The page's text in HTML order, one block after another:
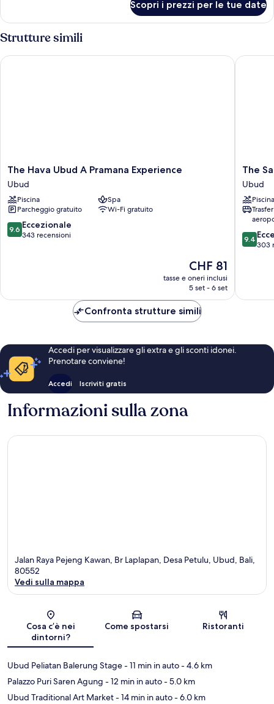
privata
Presidenziale,
camere
letto,
Scopri i prezzi per le tue date
Strutture simili
The
Hava
Ubud
A
Pramana
Experience
Ubud
The Hava Ubud A Pramana Experience
Ubud
Piscina
Spa
Parcheggio gratuito
Wi-Fi gratuito
9.6
su
9.6 Eccezionale
343 recensioni
Il
prezzo
attuale
CHF 81
CHF 81
tasse e oneri inclusi
5 set - 6 set
The Hava Ubud A Pramana Experience
The
Sankara
Suites
&
Villas
Ubud
The
Ubud
Piscina
9.4
su
9.4
303
The
Confronta strutture simili
Accedi per visualizzare gli extra e gli sconti idonei.
Prenotare conviene!
Accedi Iscriviti gratis
Informazioni sulla zona
Jalan Raya Pejeng Kawan, Br Laplapan, Desa Petulu, Ubud, Bali,
80552
Vedi sulla mappa
Cosa c’è nei
dintorni?
Come spostarsi Ristoranti
Ubud Peliatan Balerung Stage- 11 min in auto- 4.6 km
Palazzo Puri Saren Agung - 12 min in auto- 5.0 km
Ubud Traditional Art Market- 14 min in auto- 6.0 km